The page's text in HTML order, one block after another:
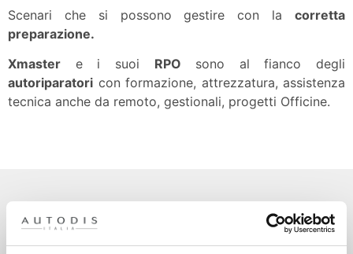
Scenari che si possono gestire con la corretta
preparazione.
Xmaster e i suoi RPO sono al fianco degli
autoriparatori con formazione, attrezzatura, assistenza
tecnica anche da remoto, gestionali, progetti Officine.
LEGGI ALTRI ARTICOLI